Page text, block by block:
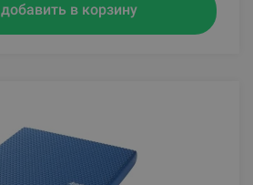
добавить в корзину